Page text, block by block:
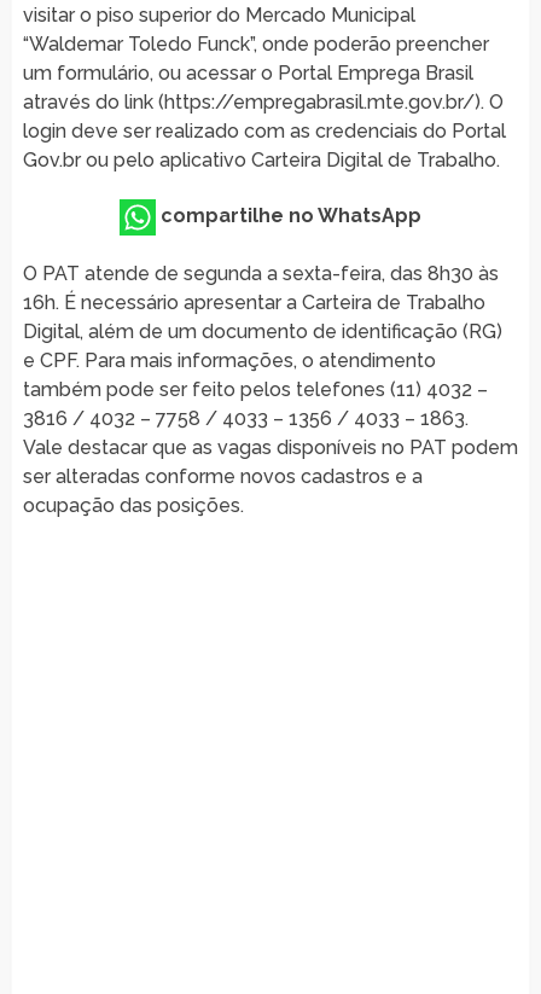
visitar o piso superior do Mercado Municipal
“Waldemar Toledo Funck”, onde poderão preencher
um formulário, ou acessar o Portal Emprega Brasil
através do link (https://empregabrasil.mte.gov.br/). O
login deve ser realizado com as credenciais do Portal
Gov.br ou pelo aplicativo Carteira Digital de Trabalho.
compartilhe no WhatsApp
O PAT atende de segunda a sexta-feira, das 8h30 às
16h. É necessário apresentar a Carteira de Trabalho
Digital, além de um documento de identificação (RG)
e CPF. Para mais informações, o atendimento
também pode ser feito pelos telefones (11) 4032 –
3816 / 4032 – 7758 / 4033 – 1356 / 4033 – 1863.
Vale destacar que as vagas disponíveis no PAT podem
ser alteradas conforme novos cadastros e a
ocupação das posições.